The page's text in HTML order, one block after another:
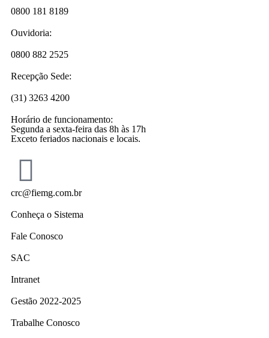
0800 181 8189
Ouvidoria:
0800 882 2525
Recepção Sede:
(31) 3263 4200
Horário de funcionamento:
Segunda a sexta-feira das 8h às 17h
Exceto feriados nacionais e locais.
crc@fiemg.com.br
Conheça o Sistema
Fale Conosco
SAC
Intranet
Gestão 2022-2025
Trabalhe Conosco